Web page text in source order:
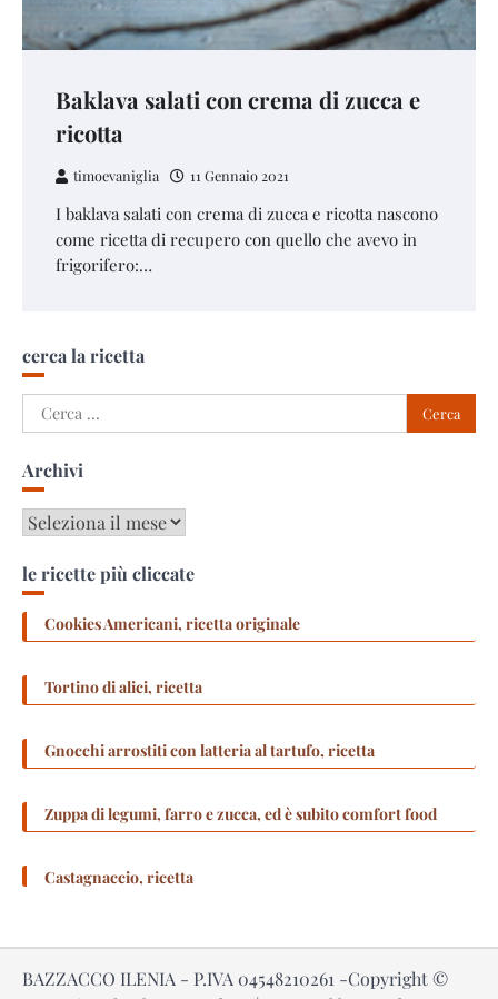
Baklava salati con crema di zucca e
ricotta
timoevaniglia 11 Gennaio 2021
I baklava salati con crema di zucca e ricotta nascono
come ricetta di recupero con quello che avevo in
frigorifero:…
cerca la ricetta
Ricerca
per:
Archivi
Archivi
le ricette più cliccate
Cookies Americani, ricetta originale
Tortino di alici, ricetta
Gnocchi arrostiti con latteria al tartufo, ricetta
Zuppa di legumi, farro e zucca, ed è subito comfort food
Castagnaccio, ricetta
BAZZACCO ILENIA - P.IVA 04548210261 -Copyright ©